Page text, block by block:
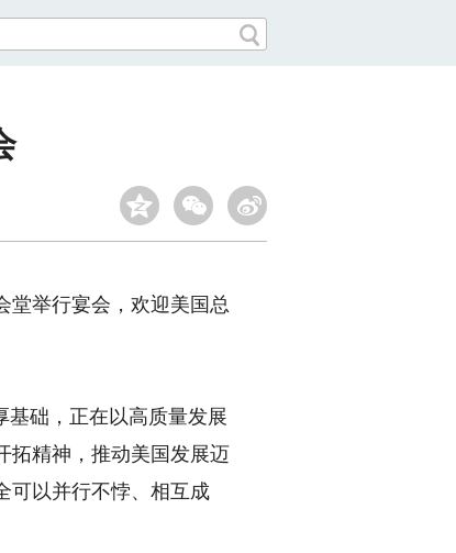
堂举行宴会，欢迎美国总
础，正在以高质量发展
拓精神，推动美国发展迈
可以并行不悖、相互成